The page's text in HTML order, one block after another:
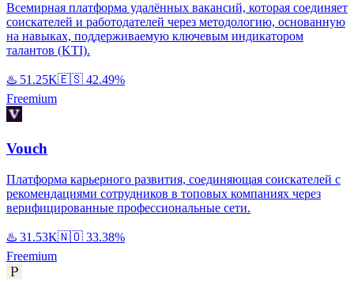
Всемирная платформа удалённых вакансий, которая соединяет
соискателей и работодателей через методологию, основанную
на навыках, поддерживаемую ключевым индикатором
талантов (KTI).
♨️ 51.25K🇪🇸 42.49%
Freemium
Vouch
Платформа карьерного развития, соединяющая соискателей с
рекомендациями сотрудников в топовых компаниях через
верифицированные профессиональные сети.
♨️ 31.53K🇳🇴 33.38%
Freemium